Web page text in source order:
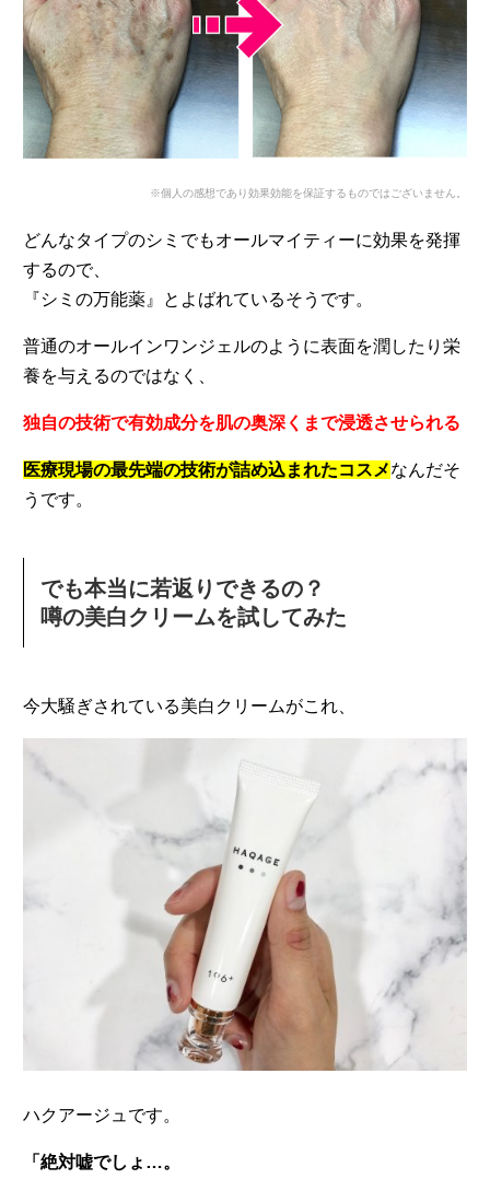
※個人の感想であり効果効能を保証するものではございません。
どんなタイプのシミでもオールマイティーに効果を発揮
するので、
『シミの万能薬』とよばれているそうです。
普通のオールインワンジェルのように表面を潤したり栄
養を与えるのではなく、
独自の技術で有効成分を肌の奥深くまで浸透させられる
医療現場の最先端の技術が詰め込まれたコスメなんだそ
うです。
でも本当に若返りできるの？
噂の美白クリームを試してみた
今大騒ぎされている美白クリームがこれ、
ハクアージュです。
「絶対嘘でしょ…。